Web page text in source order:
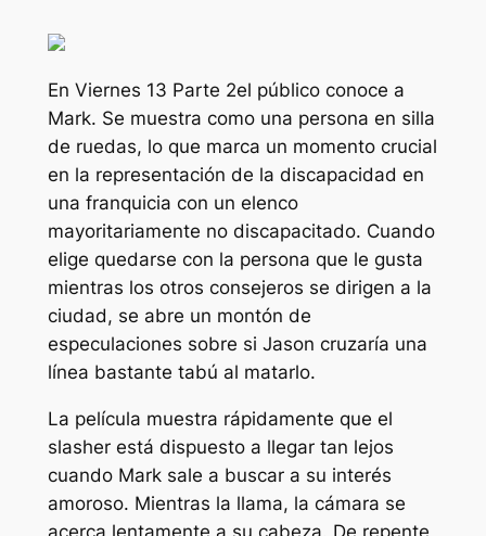
En Viernes 13 Parte 2el público conoce a
Mark. Se muestra como una persona en silla
de ruedas, lo que marca un momento crucial
en la representación de la discapacidad en
una franquicia con un elenco
mayoritariamente no discapacitado. Cuando
elige quedarse con la persona que le gusta
mientras los otros consejeros se dirigen a la
ciudad, se abre un montón de
especulaciones sobre si Jason cruzaría una
línea bastante tabú al matarlo.
La película muestra rápidamente que el
slasher está dispuesto a llegar tan lejos
cuando Mark sale a buscar a su interés
amoroso. Mientras la llama, la cámara se